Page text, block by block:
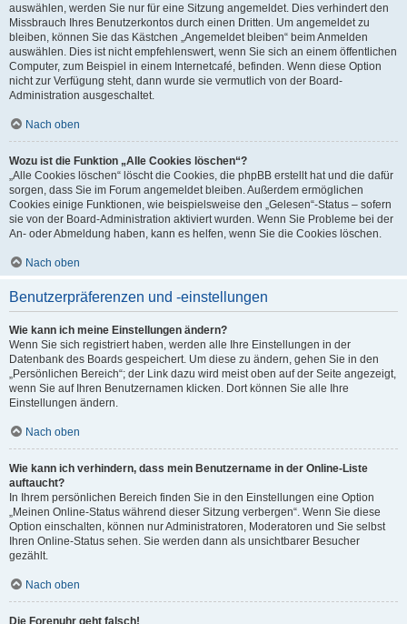
auswählen, werden Sie nur für eine Sitzung angemeldet. Dies verhindert den
Missbrauch Ihres Benutzerkontos durch einen Dritten. Um angemeldet zu
bleiben, können Sie das Kästchen „Angemeldet bleiben“ beim Anmelden
auswählen. Dies ist nicht empfehlenswert, wenn Sie sich an einem öffentlichen
Computer, zum Beispiel in einem Internetcafé, befinden. Wenn diese Option
nicht zur Verfügung steht, dann wurde sie vermutlich von der Board-
Administration ausgeschaltet.
Nach oben
Wozu ist die Funktion „Alle Cookies löschen“?
„Alle Cookies löschen“ löscht die Cookies, die phpBB erstellt hat und die dafür
sorgen, dass Sie im Forum angemeldet bleiben. Außerdem ermöglichen
Cookies einige Funktionen, wie beispielsweise den „Gelesen“-Status – sofern
sie von der Board-Administration aktiviert wurden. Wenn Sie Probleme bei der
An- oder Abmeldung haben, kann es helfen, wenn Sie die Cookies löschen.
Nach oben
Benutzerpräferenzen und -einstellungen
Wie kann ich meine Einstellungen ändern?
Wenn Sie sich registriert haben, werden alle Ihre Einstellungen in der
Datenbank des Boards gespeichert. Um diese zu ändern, gehen Sie in den
„Persönlichen Bereich“; der Link dazu wird meist oben auf der Seite angezeigt,
wenn Sie auf Ihren Benutzernamen klicken. Dort können Sie alle Ihre
Einstellungen ändern.
Nach oben
Wie kann ich verhindern, dass mein Benutzername in der Online-Liste
auftaucht?
In Ihrem persönlichen Bereich finden Sie in den Einstellungen eine Option
„Meinen Online-Status während dieser Sitzung verbergen“. Wenn Sie diese
Option einschalten, können nur Administratoren, Moderatoren und Sie selbst
Ihren Online-Status sehen. Sie werden dann als unsichtbarer Besucher
gezählt.
Nach oben
Die Forenuhr geht falsch!